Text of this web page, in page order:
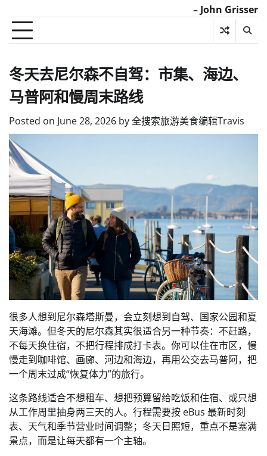
– John Grisser
冬天去尼尔森不自驾：市集、海边、
马普阿和慢周末路线
Posted on June 28, 2026 by全搜索旅游美食编辑Travis
很多人想到尼尔森塔斯曼，会立刻想到自驾、国家公园和夏
天海滩。但冬天的尼尔森其实很适合另一种节奏：不赶路，
不每天换住宿，不把行程排成打卡表。你可以住在市区，慢
慢走到咖啡馆、画廊、河边和海边，再用公交去马普阿，把
一个周末过成“恢复体力”的旅行。
这条路线适合不想租车、想把预算留给吃饭和住宿、或只想
从工作周里抽身两三天的人。行程需要按 eBus 最新时刻
表、天气和季节营业时间调整；冬天日照短，重点不是塞满
景点，而是让每天都有一个主轴。